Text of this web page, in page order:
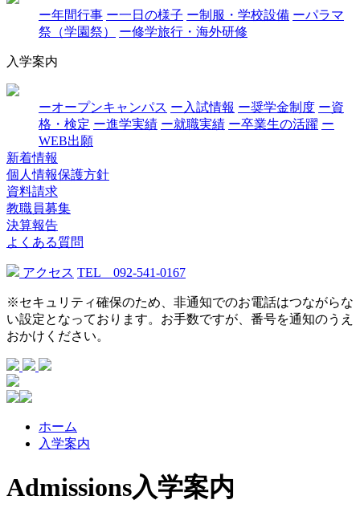
ー年間行事 ー一日の様子 ー制服・学校設備 ーパラマ
祭（学園祭）
ー修学旅行・海外研修
入学案内
ーオープンキャンパス ー入試情報 ー奨学金制度 ー資
格・検定 ー進学実績 ー就職実績 ー卒業生の活躍 ー
WEB出願
新着情報
個人情報保護方針
資料請求
教職員募集
決算報告
よくある質問
アクセス TEL 092-541-0167
※セキュリティ確保のため、非通知でのお電話はつながらな
い設定となっております。お手数ですが、番号を通知のうえ
おかけください。
ホーム
入学案内
Admissions入学案内